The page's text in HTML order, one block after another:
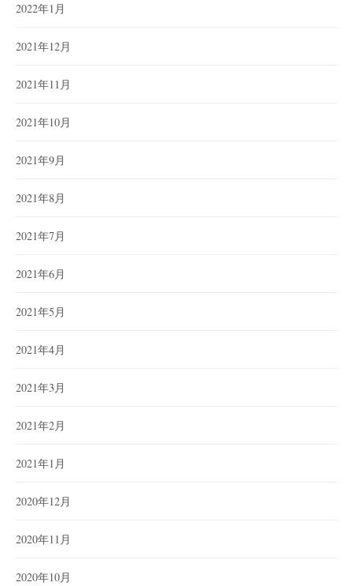
2022年1月
2021年12月
2021年11月
2021年10月
2021年9月
2021年8月
2021年7月
2021年6月
2021年5月
2021年4月
2021年3月
2021年2月
2021年1月
2020年12月
2020年11月
2020年10月